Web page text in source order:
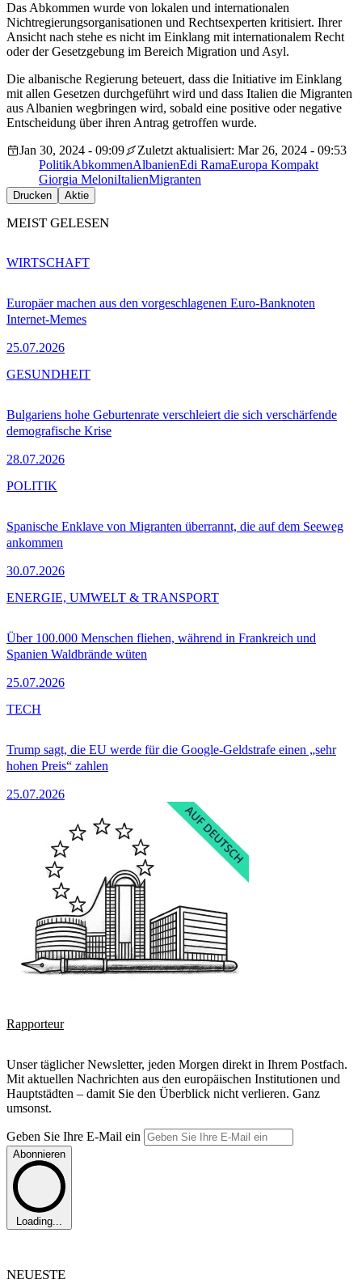
Das Abkommen wurde von lokalen und internationalen
Nichtregierungsorganisationen und Rechtsexperten kritisiert. Ihrer
Ansicht nach stehe es nicht im Einklang mit internationalem Recht
oder der Gesetzgebung im Bereich Migration und Asyl.
Die albanische Regierung beteuert, dass die Initiative im Einklang
mit allen Gesetzen durchgeführt wird und dass Italien die Migranten
aus Albanien wegbringen wird, sobald eine positive oder negative
Entscheidung über ihren Antrag getroffen wurde.
Jan 30, 2024 - 09:09
Zuletzt aktualisiert: Mar 26, 2024 - 09:53
PolitikAbkommenAlbanienEdi RamaEuropa Kompakt
Giorgia MeloniItalienMigranten
Drucken Aktie
MEIST GELESEN
Europäer machen aus den vorgeschlagenen Euro-Banknoten
Internet-Memes
25.07.2026
WIRTSCHAFT
Bulgariens hohe Geburtenrate verschleiert die sich verschärfende
demografische Krise
28.07.2026
GESUNDHEIT
Spanische Enklave von Migranten überrannt, die auf dem Seeweg
ankommen
30.07.2026
POLITIK
Über 100.000 Menschen fliehen, während in Frankreich und
Spanien Waldbrände wüten
25.07.2026
ENERGIE, UMWELT & TRANSPORT
Trump sagt, die EU werde für die Google-Geldstrafe einen „sehr
hohen Preis“ zahlen
25.07.2026
TECH
Rapporteur
Unser täglicher Newsletter, jeden Morgen direkt in Ihrem Postfach.
Mit aktuellen Nachrichten aus den europäischen Institutionen und
Hauptstädten – damit Sie den Überblick nicht verlieren. Ganz
umsonst.
Geben Sie Ihre E-Mail ein
Abonnieren
Loading...
NEUESTE